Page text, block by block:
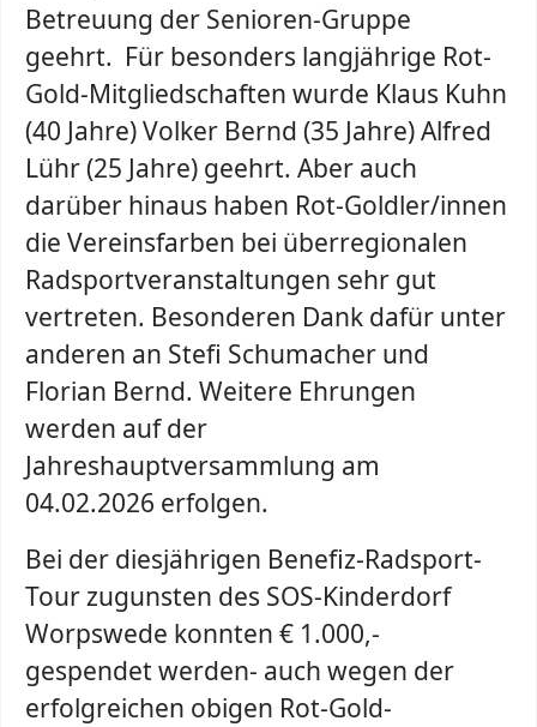
Betreuung der Senioren-Gruppe
geehrt. Für besonders langjährige Rot-
Gold-Mitgliedschaften wurde Klaus Kuhn
(40 Jahre) Volker Bernd (35 Jahre) Alfred
Lühr (25 Jahre) geehrt. Aber auch
darüber hinaus haben Rot-Goldler/innen
die Vereinsfarben bei überregionalen
Radsportveranstaltungen sehr gut
vertreten. Besonderen Dank dafür unter
anderen an Stefi Schumacher und
Florian Bernd. Weitere Ehrungen
werden auf der
Jahreshauptversammlung am
04.02.2026 erfolgen.
Bei der diesjährigen Benefiz-Radsport-
Tour zugunsten des SOS-Kinderdorf
Worpswede konnten € 1.000,-
gespendet werden- auch wegen der
erfolgreichen obigen Rot-Gold-